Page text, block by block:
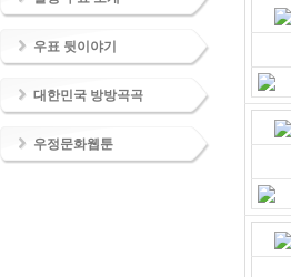
우표 뒷이야기
대한민국 방방곡곡
우정문화웹툰